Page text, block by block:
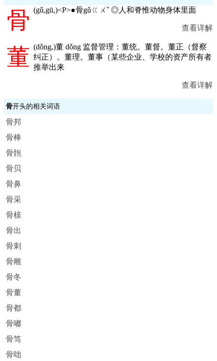
骨 (gǔ,gū,)<P>●骨gǔㄍㄨˇ ◎人和脊惟动物身体里面
查看详解
董 (dǒng,)董 dǒng 监督管理：董统。董督。董正（督察
纠正）。董理。董事（某些企业、学校的资产所有者
推举出来
查看详解
骨开头的相关词语
骨邦
骨棒
骨骲
骨贝
骨鼻
骨采
骨榇
骨出
骨刺
骨雕
骨冬
骨董
骨都
骨嘟
骨笃
骨咄